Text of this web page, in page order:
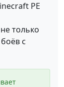
PE
только
с